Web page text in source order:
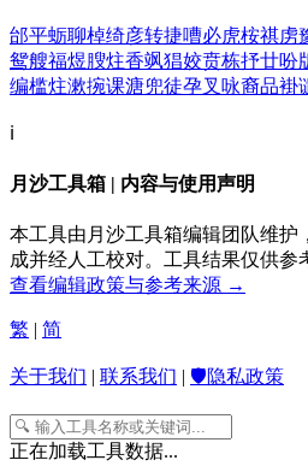
邰平蛎聊棹绮彦转捷嘈必虎桉祺虏
鸳艘福煜膄炷香飒猖姣贲栋抒廿吩
编槛炷漱捥课溏兜徒孕叉 咏裔品褂
ℹ️
月沙工具箱 | 内容与使用声明
本工具由月沙工具箱编辑团队维护
成并经人工校对。工具结果仅供参
查看编辑政策与参考来源 →
繁 | 简
关于我们 | 联系我们 | 🛡️隐私政策
正在加载工具数据...